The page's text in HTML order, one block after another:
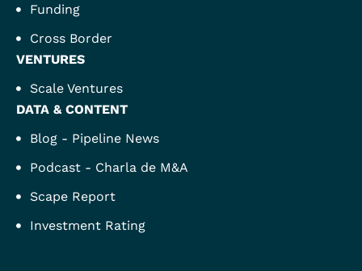
Funding
Cross Border
VENTURES
Scale Ventures
DATA & CONTENT
Blog - Pipeline News
Podcast - Charla de M&A
Scape Report
Investment Rating